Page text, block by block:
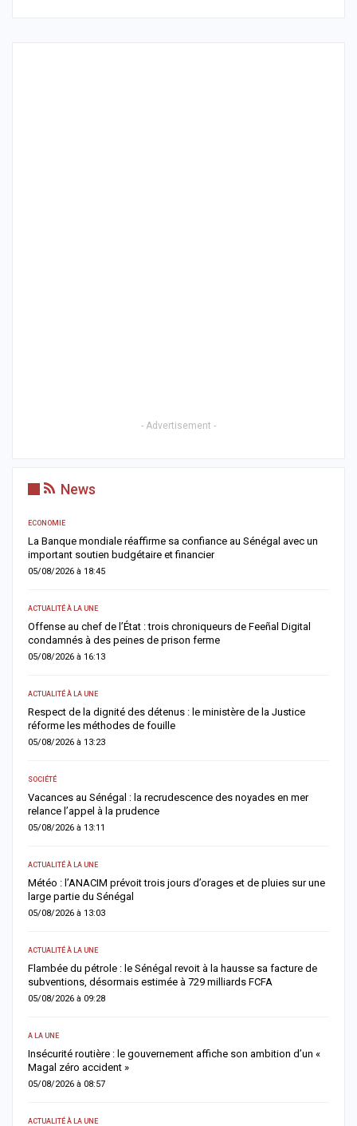
- Advertisement -
News
avec un
Digital
la Justice
en mer
pluies sur une
sa facture de
d’un «
Touba renforce son dispositif sécuritaire avec
commissariat de Touba Tawfekh
05/08/2026 à 08:42
Magal 2026 : les sapeurs-pompiers enregistrent 25
de 800 victimes, les accidents de la route restent la…
04/08/2026 à 18:52
Sangomar : le gouvernement démonte les chiffres
détaille les véritables revenus pétroliers du Sénégal
04/08/2026 à 16:25
Déclaration de patrimoine : l’OFNAC publiera la liste
des déclarants et des retardataires dès le 10 août
04/08/2026 à 12:02
Cybercriminalité en Afrique : l’IA impliquée dans plus
cybercrime sur deux, alerte Interpol
04/08/2026 à 11:57
Jaxaay : un enseignant de 32 ans retrouvé mort à son
une enquête ouverte
04/08/2026 à 08:58
Rufisque-Est : sept personnes interpellées dans une
pour chantage, sextorsion et détention de drogue
04/08/2026 à 08:49